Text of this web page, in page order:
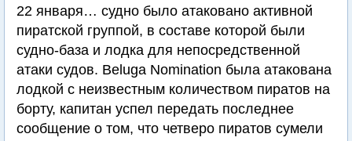
22 января… судно было атаковано активной
пиратской группой, в составе которой были
судно-база и лодка для непосредственной
атаки судов. Beluga Nomination была атакована
лодкой с неизвестным количеством пиратов на
борту, капитан успел передать последнее
сообщение о том, что четверо пиратов сумели